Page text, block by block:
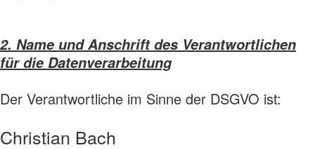
2. Name und Anschrift des Verantwortlichen
für die Datenverarbeitung
Der Verantwortliche im Sinne der DSGVO ist:
Christian Bach